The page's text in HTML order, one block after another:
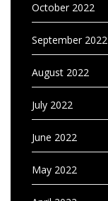
October 2022
September 2022
August 2022
July 2022
June 2022
May 2022